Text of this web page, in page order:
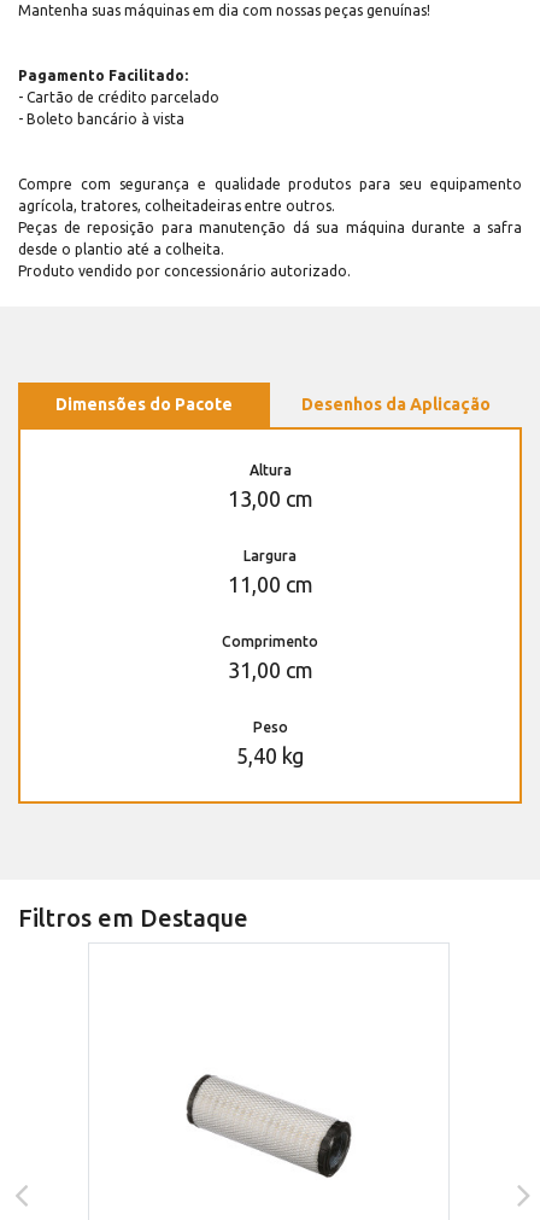
Mantenha suas máquinas em dia com nossas peças genuínas!
Pagamento Facilitado:
- Cartão de crédito parcelado
- Boleto bancário à vista
Compre com segurança e qualidade produtos para seu equipamento
agrícola, tratores, colheitadeiras entre outros.
Peças de reposição para manutenção dá sua máquina durante a safra
desde o plantio até a colheita.
Produto vendido por concessionário autorizado.
Dimensões do Pacote Desenhos da Aplicação
Altura
13,00 cm
Largura
11,00 cm
Comprimento
31,00 cm
Peso
5,40 kg
Filtros em Destaque